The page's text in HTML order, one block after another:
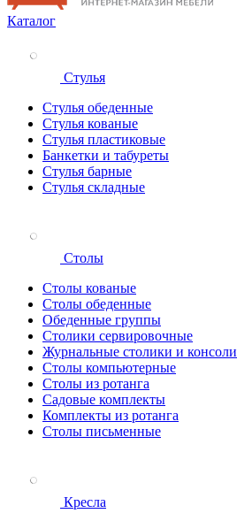
Каталог
Стулья
Стулья обеденные
Стулья кованые
Стулья пластиковые
Банкетки и табуреты
Стулья барные
Стулья складные
Столы
Столы кованые
Столы обеденные
Обеденные группы
Столики сервировочные
Журнальные столики и консоли
Столы компьютерные
Столы из ротанга
Садовые комплекты
Комплекты из ротанга
Столы письменные
Кресла